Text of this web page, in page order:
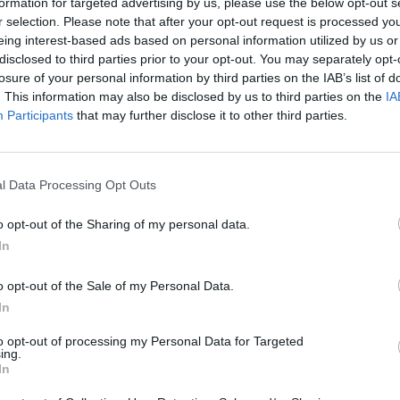
selection. Please note that after your opt-out request is processed
interest-based ads based on personal information utilized by us
to third parties prior to your opt-out. You may separately
of your personal information by third parties on the IAB’s list of
This information may also be disclosed by us to third parties on the
Participants that may further disclose it to other third parties.
Data Processing Opt Outs
opt-out of the Sharing of my personal data.
opt-out of the Sale of my Personal Data.
opt-out of processing my Personal Data for Targeted
Cím: Dudás Attila
Műgyűjtők Háza kft.
Budapest
1023.Bp. Zsigmond tér 11.
Telefon: 18008123
Bemutatkozás: 2013 nyarán nyitottuk meg
optimális áron, gyorsan találjanak vevőt
gyűjteményüket változatos kínálatunkból.
árverést! Kedd-től péntek-ig 11.00-este 18.00